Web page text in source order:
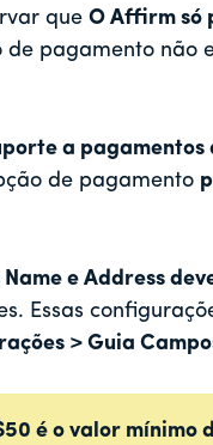
que O Affirm só
de pagamento não
a pagamentos
de pagamento
e Address
Essas
> Guia
é o valor mínimo